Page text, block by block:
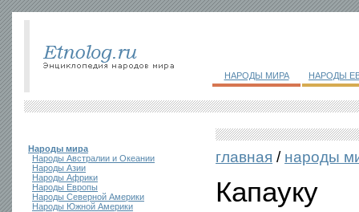
НАРОДЫ МИРА НАРОДЫ
Народы мира
Народы Австралии и Океании
Народы Азии
Народы Африки
Народы Европы
Народы Северной Америки
Народы Южной Америки
главная / народы
Капауку